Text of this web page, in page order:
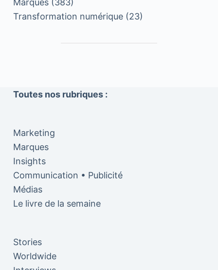
Marques(383)
Transformation numérique(23)
Toutes nos rubriques :
Marketing
Marques
Insights
Communication • Publicité
Médias
Le livre de la semaine
Stories
Worldwide